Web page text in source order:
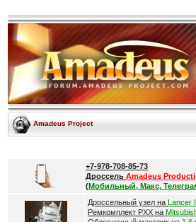
Amadeus Project
+7-978-708-85-73
Дроссель Amadeus
(Мобильный, Макс,
Дроссельный узел на Lancer
Ремкомплект РХХ на